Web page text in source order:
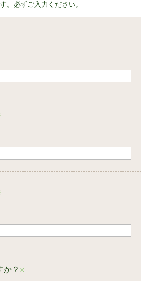
。必ずご入力ください。
か？ ※